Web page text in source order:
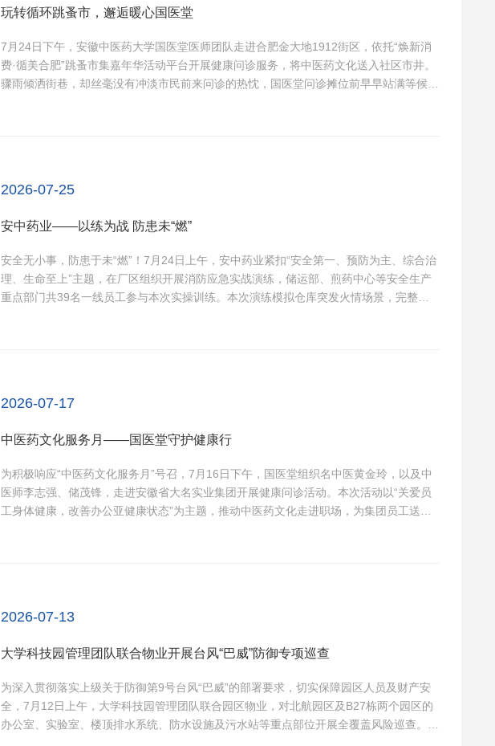
玩转循环跳蚤市，邂逅暖心国医堂
7月24日下午，安徽中医药大学国医堂医师团队走进合肥金大地1912街区，依托“焕新消
费·循美合肥”跳蚤市集嘉年华活动平台开展健康问诊服务，将中医药文化送入社区市井。
骤雨倾洒街巷，却丝毫没有冲淡市民前来问诊的热忱，国医堂问诊摊位前早早站满等候的
2026-07-25
安中药业——以练为战 防患未“燃”
安全无小事，防患于未“燃”！7月24日上午，安中药业紧扣“安全第一、预防为主、综合治
理、生命至上”主题，在厂区组织开展消防应急实战演练，储运部、煎药中心等安全生产
重点部门共39名一线员工参与本次实操训练。本次演练模拟仓库突发火情场景，完整还
2026-07-17
中医药文化服务月——国医堂守护健康行
为积极响应“中医药文化服务月”号召，7月16日下午，国医堂组织名中医黄金玲，以及中
医师李志强、储茂锋，走进安徽省大名实业集团开展健康问诊活动。本次活动以“关爱员
工身体健康，改善办公亚健康状态”为主题，推动中医药文化走进职场，为集团员工送去
2026-07-13
大学科技园管理团队联合物业开展台风“巴威”防御专项巡查
为深入贯彻落实上级关于防御第9号台风“巴威”的部署要求，切实保障园区人员及财产安
全，7月12日上午，大学科技园管理团队联合园区物业，对北航园区及B27栋两个园区的
办公室、实验室、楼顶排水系统、防水设施及污水站等重点部位开展全覆盖风险巡查。检